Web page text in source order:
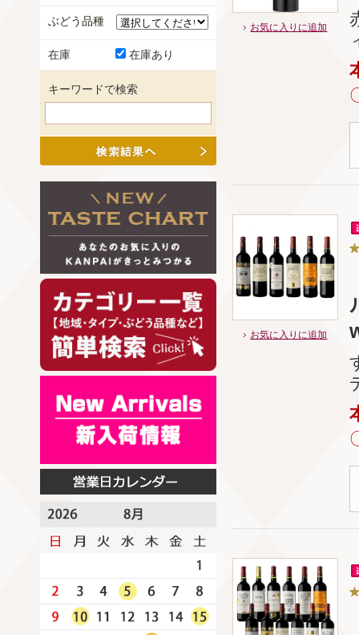
お気に入りに追加
お気に入りに追加
ぶどう品種
在庫 在庫あり
キーワードで検索